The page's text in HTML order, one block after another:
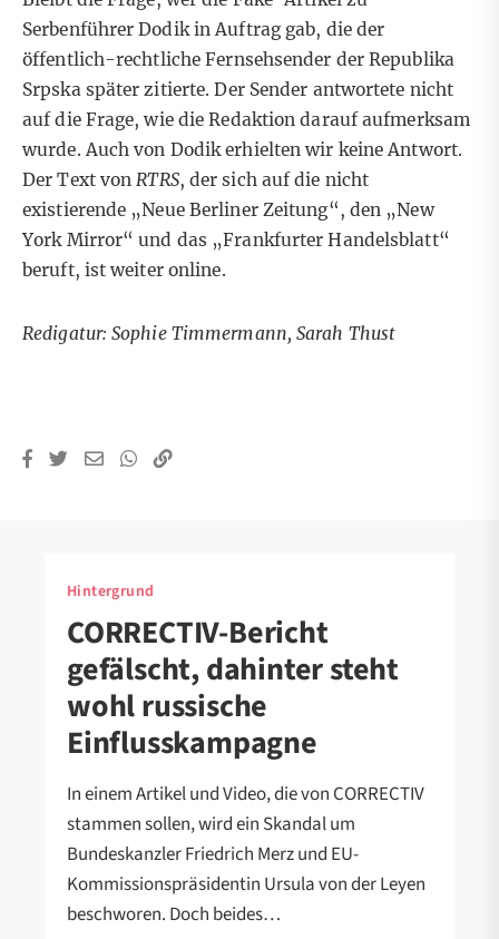
Serbenführer Dodik in Auftrag gab, die der
öffentlich-rechtliche Fernsehsender der Republika
Srpska später zitierte. Der Sender antwortete nicht
auf die Frage, wie die Redaktion darauf aufmerksam
wurde. Auch von Dodik erhielten wir keine Antwort.
Der Text von RTRS, der sich auf die nicht
existierende „Neue Berliner Zeitung“, den „New
York Mirror“ und das „Frankfurter Handelsblatt“
beruft, ist weiter online.
Redigatur: Sophie Timmermann, Sarah Thust
Hintergrund
CORRECTIV-Bericht
gefälscht, dahinter steht
wohl russische
Einflusskampagne
In einem Artikel und Video, die von CORRECTIV
stammen sollen, wird ein Skandal um
Bundeskanzler Friedrich Merz und EU-
Kommissionspräsidentin Ursula von der Leyen
beschworen. Doch beides…